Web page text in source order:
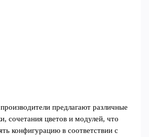
предлагают различные
сочетания цветов и модулей, что
конфигурацию в соответствии с